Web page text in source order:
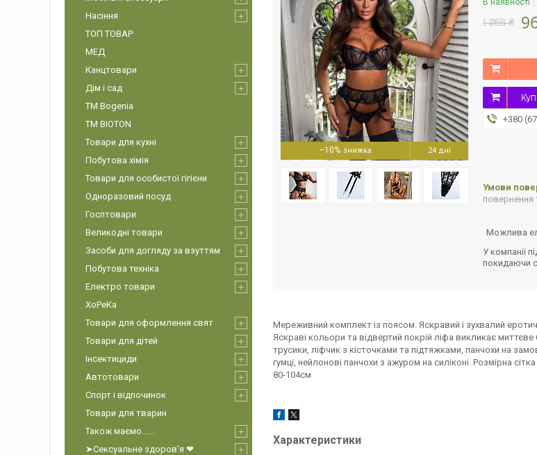
–10% 24 дні
В наявності
1 068 ₴
+380
повернення
У компанії
покидаючи
Мереживний комплект із поясом. Яскравий і зухвалий
Яскраві кольори та відвертий покрій ліфа викликає
трусики, ліфчик з кісточками та підтяжками, панчохи на
гумці, нейлонові панчохи з ажуром на силіконі. Розмірна
80-104см
Характеристики
Насіння
ТОП ТОВАР
МЕД
Канцтовари
Дім і сад
ТМ Bogenia
ТМ BIOTON
Товари для кухні
Побутова хімія
Товари для особистої гігієни
Одноразовий посуд
Госптовари
Великодні товари
Засоби для догляду за взуттям
Побутова техніка
Електро товари
ХоРеКа
Товари для оформлення свят
Товари для дітей
Інсектициди
Автотовари
Спорт і відпочинок
Товари для тварин
Також маємо......
➤Сексуальне здоров'я ❤